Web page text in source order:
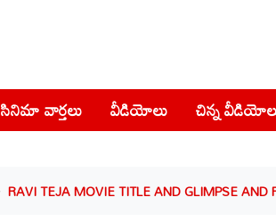
సినిమా వార్తలు వీడియోలు చిన్న
RAVI TEJA MOVIE TITLE AND GLIMPSE AND